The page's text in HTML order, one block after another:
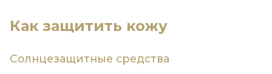
Как защитить кожу
Солнцезащитные средства